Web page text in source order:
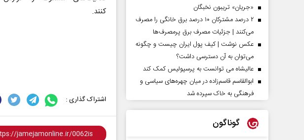
کنند.
اشتراک گذاری :
«جریان» تریبون نخبگان
۲ درصد مشترکان ۱۰ درصد برق خانگی را مصرف
می‌کنند | جزئیات مصرف برق پرمصرف‌ها
عکس نوشت | کیف پول ایران چیست و چگونه
می‌توان به آن دسترسی داشت؟
عالیشاه می توانست به پرسپولیس کمک کند
ابوالقاسم قاسم‌زاده در میان چهره‌های سیاسی و
فرهنگی به خاک سپرده شد
گوناگون